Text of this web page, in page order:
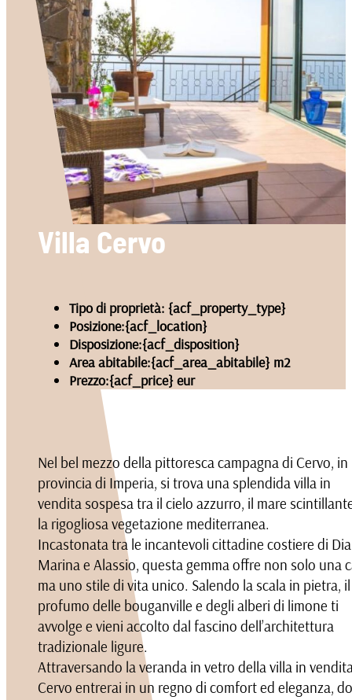
Villa Cervo
Tipo di proprietà: {acf_property_type}
Posizione:{acf_location}
Disposizione:{acf_disposition}
Area abitabile:{acf_area_abitabile} m2
Prezzo:{acf_price} eur
Nel bel mezzo della pittoresca campagna di Cervo, in
provincia di Imperia, si trova una splendida villa in
vendita sospesa tra il cielo azzurro, il mare
la rigogliosa vegetazione mediterranea.
Incastonata tra le incantevoli cittadine costiere di
Marina e Alassio, questa gemma offre non solo una
ma uno stile di vita unico. Salendo la scala in pietra, il
profumo delle bouganville e degli alberi di limone ti
avvolge e vieni accolto dal fascino dell’architettura
tradizionale ligure.
Attraversando la veranda in vetro della villa in
Cervo entrerai in un regno di comfort ed eleganza,